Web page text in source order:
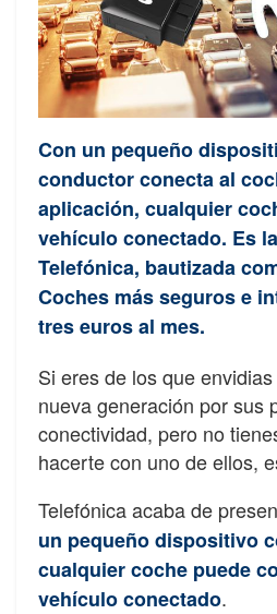
Con un pequeño
conductor conecta al
aplicación, cualquier
vehículo conectado. Es
Telefónica, bautizada
Coches más seguros e
tres euros al mes.
Si eres de los que
nueva generación por sus
conectividad, pero no
hacerte con uno de ellos,
Telefónica acaba de
un pequeño dispositivo
cualquier coche puede
vehículo conectado.